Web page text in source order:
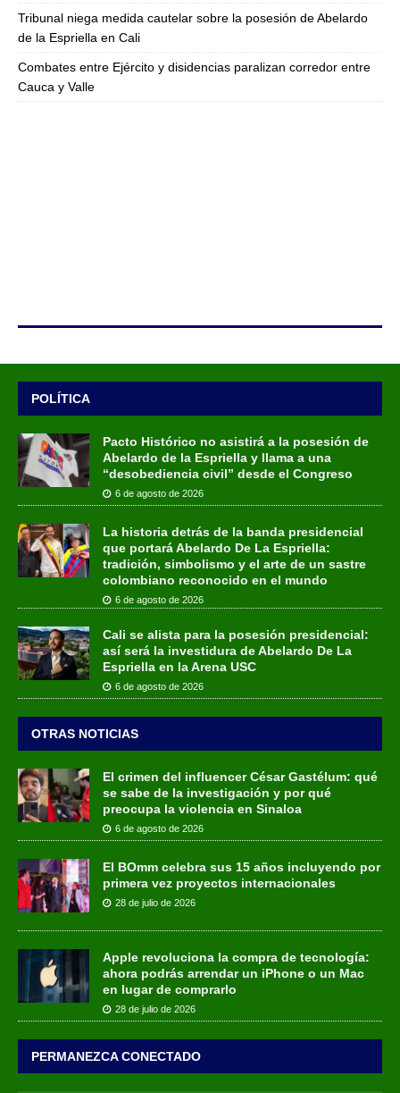
Tribunal niega medida cautelar sobre la posesión de Abelardo
de la Espriella en Cali
Combates entre Ejército y disidencias paralizan corredor entre
Cauca y Valle
POLÍTICA
Pacto Histórico no asistirá a la posesión de
Abelardo de la Espriella y llama a una
“desobediencia civil” desde el Congreso
6 de agosto de 2026
La historia detrás de la banda presidencial
que portará Abelardo De La Espriella:
tradición, simbolismo y el arte de un sastre
colombiano reconocido en el mundo
6 de agosto de 2026
Cali se alista para la posesión presidencial:
así será la investidura de Abelardo De La
Espriella en la Arena USC
6 de agosto de 2026
OTRAS NOTICIAS
El crimen del influencer César Gastélum: qué
se sabe de la investigación y por qué
preocupa la violencia en Sinaloa
6 de agosto de 2026
El BOmm celebra sus 15 años incluyendo por
primera vez proyectos internacionales
28 de julio de 2026
Apple revoluciona la compra de tecnología:
ahora podrás arrendar un iPhone o un Mac
en lugar de comprarlo
28 de julio de 2026
PERMANEZCA CONECTADO